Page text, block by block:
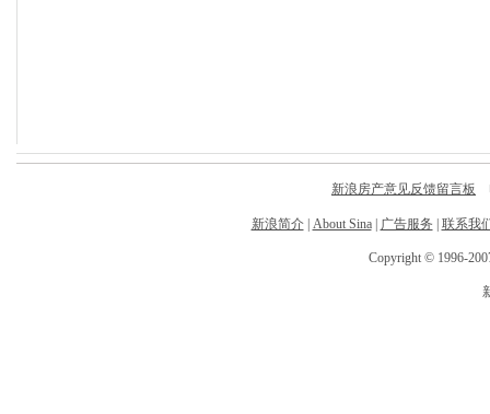
新浪房产意见反馈留言板
新浪简介| About Sina| 广告服务 联系我
Copyright © 1996-